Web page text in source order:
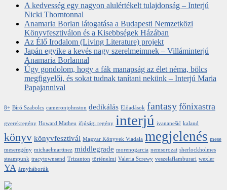
A kedvesség egy nagyon alulértékelt tulajdonság – Interjú
Nicki Thorntonnal
Anamaria Borlan látogatása a Budapesti Nemzetközi
Könyvfesztiválon és a Kisebbségek Házában
Az Élő Irodalom (Living Literature) projekt
Japán egyike a kevés nagy szerelmeimnek – Villáminterjú
Anamaria Borlannal
Úgy gondolom, hogy a fák manapság az élet néma, bölcs
megfigyelői, és sokat tudnak tanítani nekünk – Interjú Maria
Papajannival
8+ Bíró Szabolcs cameronjohnston dedikálás Előadások fantasy főnixastra
gyerekregény Howard Matheu ifjúsági regény interjú ivananešić kaland
könyv könyvfesztivál Magyar Könyvek Viadala megjelenés mese
meseregény michaelmartinez middlegrade morenogarcia nemsorozat sherlockholmes
steampunk tracytownsend Trizanton történelmi Valeria Screwy veszelaflamburari wexler
YA árnyháborúk